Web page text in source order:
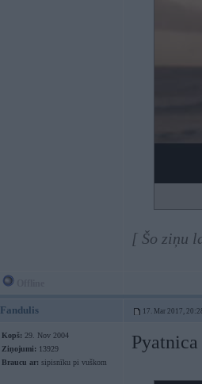
[ Šo ziņu
Fandulis 17. Mar 2017,
Kopš: 29. Nov 2004
Ziņojumi: 13929
Braucu ar: sipisnīku pi vuškom
Pyatnica